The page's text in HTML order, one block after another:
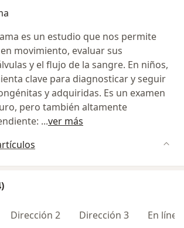
es un estudio que nos permite
movimiento, evaluar sus
y el flujo de la sangre. En niños,
clave para diagnosticar y seguir
y adquiridas. Es un examen
pero también altamente
...ver más
Dirección 2 Dirección 3 En línea